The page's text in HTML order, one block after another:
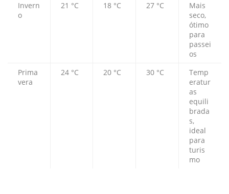
Invern
o
21 °C 18 °C 27 °C
Mais
seco,
ótimo
para
passei
os
Prima
vera
24 °C 20 °C 30 °C
Temp
eratur
as
equili
brada
s,
ideal
para
turis
mo